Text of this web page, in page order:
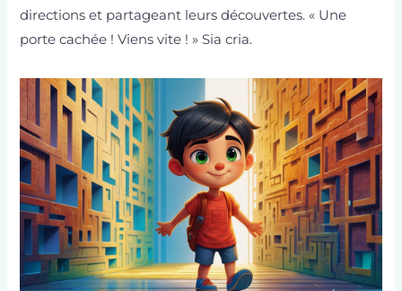
directions et partageant leurs découvertes. « Une
porte cachée ! Viens vite ! » Sia cria.